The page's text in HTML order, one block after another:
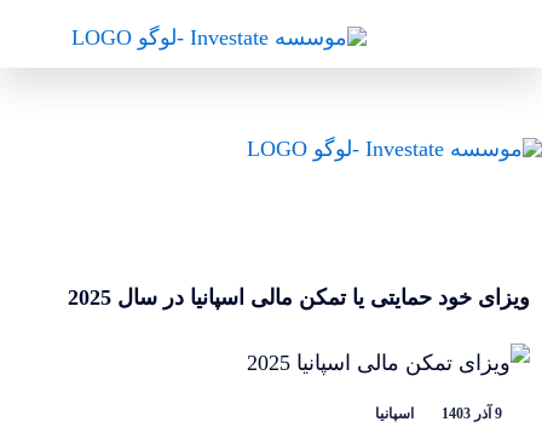
ویزای خود حمایتی یا تمکن مالی اسپانیا در سال 2025
اسپانیا